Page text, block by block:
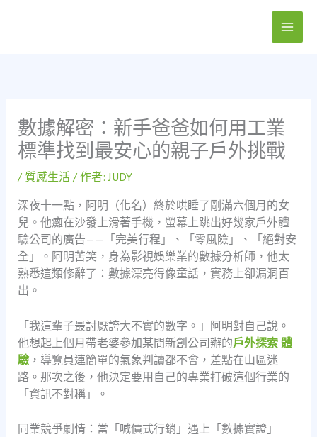
數據解密：新手爸爸如何用工業
標準找到最安心的親子戶外挑戰
/ 質感生活/ 作者:JUDY
深夜十一點，阿明（化名）終於哄睡了剛滿六個月的女
兒。他癱在沙發上滑著手機，螢幕上跳出好幾家戶外體
驗公司的廣告——「完美行程」、「零風險」、「絕對安
全」。阿明苦笑，身為影視娛樂業的數據分析師，他太
熟悉這類修辭了：數據漂亮得像童話，實務上卻漏洞百
出。
「我這輩子最討厭誇大不實的數字。」阿明對自己說。
他想起上個月帶老婆參加某間新創公司辦的戶外探索 體
驗，導覽員連簡單的氣象判讀都不會，差點在山區迷
路。那次之後，他決定要用自己的專業打破這個行業的
「資訊不對稱」。
同業競爭劇情：當「喊價式行銷」遇上「數據實證」